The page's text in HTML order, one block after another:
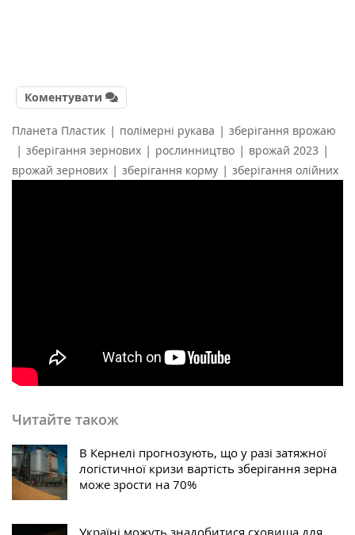
Коментувати
Планета Пластик | полімерні рукава | зберігання врожаю
| зберігання зернових | рослинництво | врожай 2023 |
врожай зернових | зберігання корму | зберігання олійних
Читайте також
В Кернелі прогнозують, що у разі затяжної
логістичної кризи вартість зберігання зерна
може зрости на 70%
Україні можуть знадобитися сховища для